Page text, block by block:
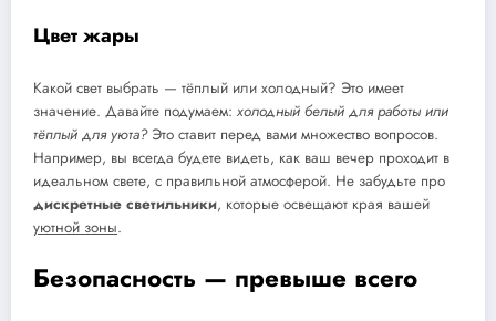
Цвет жары
Какой свет выбрать — тёплый или холодный? Это имеет
значение. Давайте подумаем: холодный белый для работы или
тёплый для уюта?Это ставит перед вами множество вопросов.
Например, вы всегда будете видеть, как ваш вечер проходит в
идеальном свете, с правильной атмосферой. Не забудьте про
дискретные светильники, которые освещают края вашей
уютной зоны.
Безопасность — превыше всего